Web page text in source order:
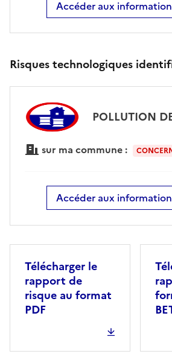
Accéder aux
Risques technologiques
POLLUTION
sur ma commune :
Accéder aux
Télécharger le
rapport de
risque au format
PDF